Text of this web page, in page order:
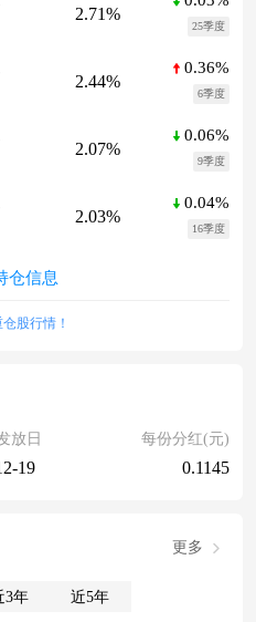
2.71%
25季度
2.44%
0.36%
6季度
2.07%
0.06%
9季度
2.03%
0.04%
16季度
仓信息
股行情！
放日
19
每份分红(元)
0.1145
更多
3年 近5年